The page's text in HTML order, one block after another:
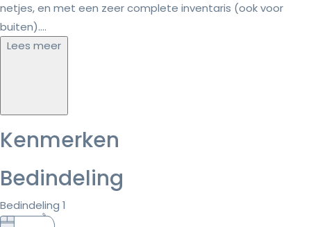
netjes, en met een zeer complete inventaris (ook voor
buiten)....
Lees meer
Kenmerken
Bedindeling
Bedindeling 1